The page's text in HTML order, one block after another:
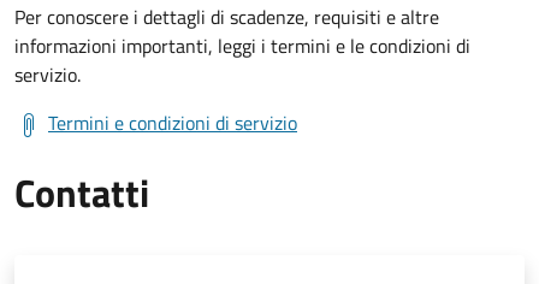
Per conoscere i dettagli di scadenze, requisiti e altre
informazioni importanti, leggi i termini e le condizioni di
servizio.
Termini e condizioni di servizio
Contatti